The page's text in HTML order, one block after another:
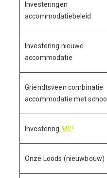
Investeringen
accommodatiebeleid
Investering nieuwe
accommodatie
Griendtsveen combinatie
accommodatie met school
Investering MIP
Onze Loods (nieuwbouw)